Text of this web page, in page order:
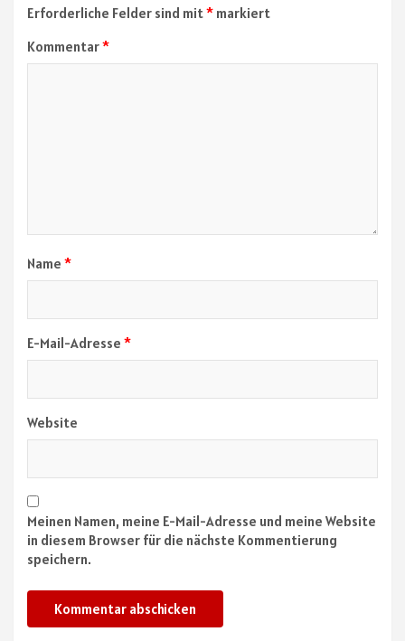
Erforderliche Felder sind mit* markiert
Kommentar*
Name *
E-Mail-Adresse *
Website
Meinen Namen, meine E-Mail-Adresse und meine Website
in diesem Browser für die nächste Kommentierung
speichern.